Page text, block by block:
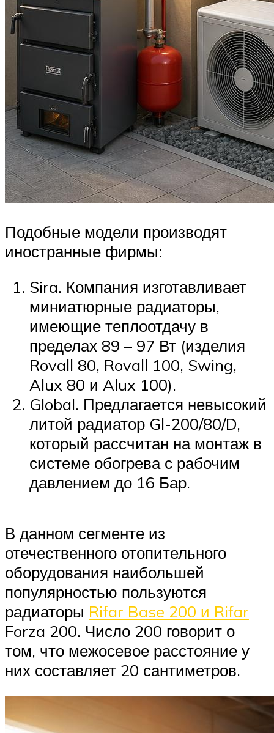
Подобные модели производят
иностранные фирмы:
Sira. Компания изготавливает
миниатюрные радиаторы,
имеющие теплоотдачу в
пределах 89 – 97 Вт (изделия
Rovall 80, Rovall 100, Swing,
Alux 80 и Alux 100).
Global. Предлагается невысокий
литой радиатор Gl-200/80/D,
который рассчитан на монтаж в
системе обогрева с рабочим
давлением до 16 Бар.
В данном сегменте из
отечественного отопительного
оборудования наибольшей
популярностью пользуются
радиаторы Rifar Base 200 и Rifar
Forza 200. Число 200 говорит о
том, что межосевое расстояние у
них составляет 20 сантиметров.